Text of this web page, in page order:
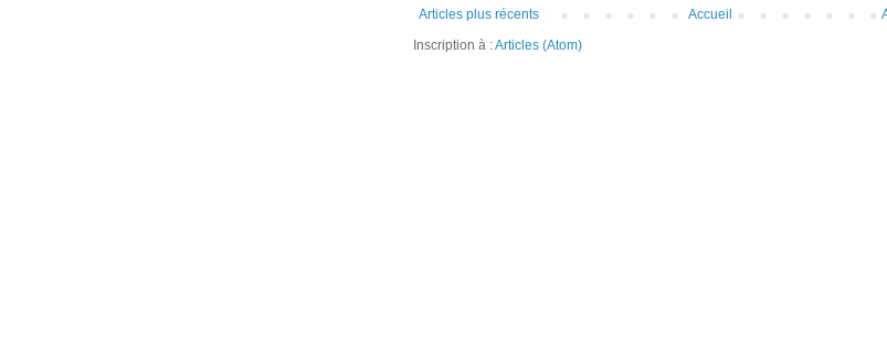
Articles plus récents
Accueil
Inscription à :Articles (Atom)